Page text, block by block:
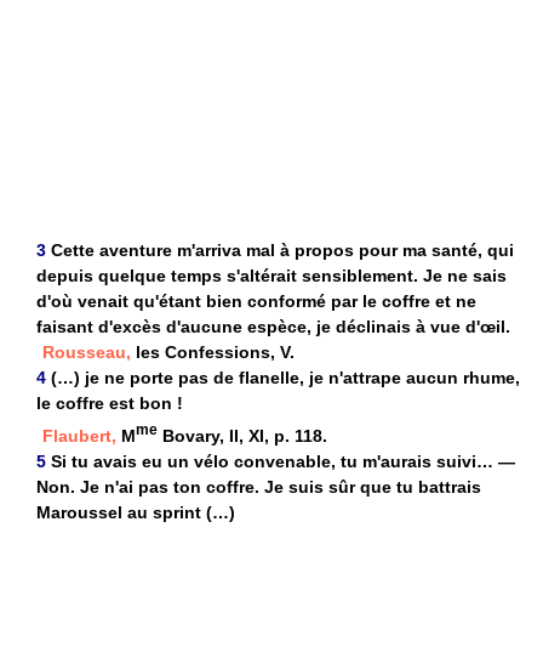
3 Cette aventure m'arriva mal à propos pour ma santé, qui
depuis quelque temps s'altérait sensiblement. Je ne sais
d'où venait qu'étant bien conformé par le coffre et ne
faisant d'excès d'aucune espèce, je déclinais à vue d'œil.
Rousseau, les Confessions, V.
4 (…) je ne porte pas de flanelle, je n'attrape aucun rhume,
le coffre est bon !
Flaubert, Mme Bovary, II, XI, p. 118.
5 Si tu avais eu un vélo convenable, tu m'aurais suivi… —
Non. Je n'ai pas ton coffre. Je suis sûr que tu battrais
Maroussel au sprint (…)